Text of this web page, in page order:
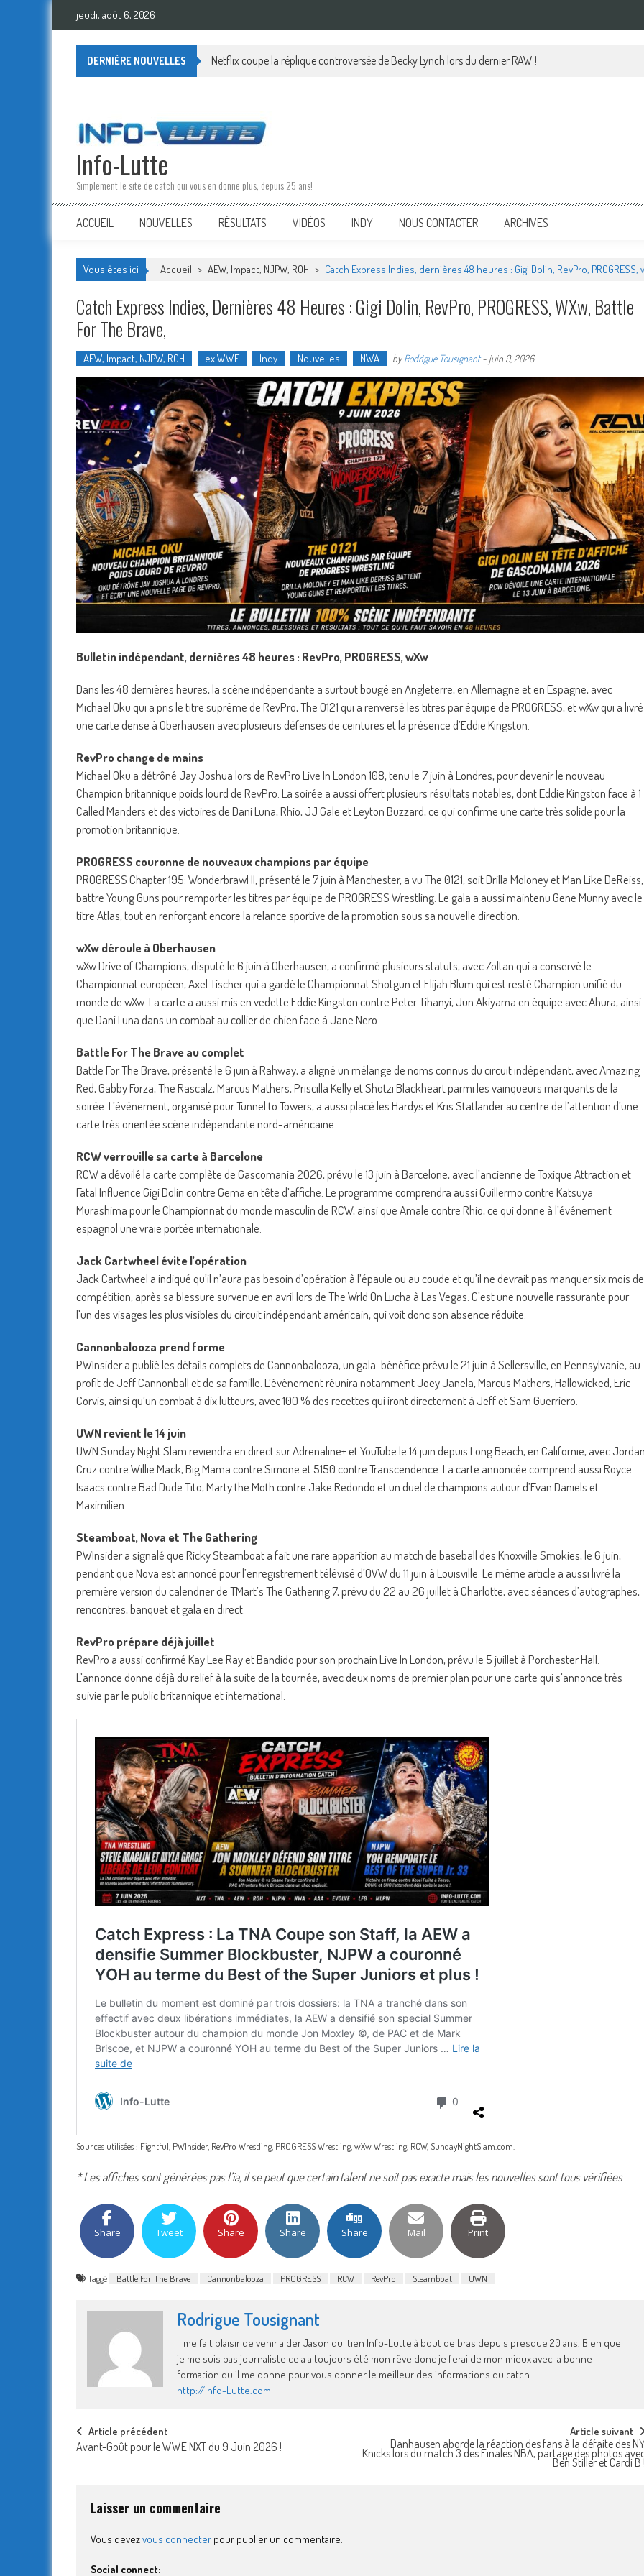
Skip
jeudi, août 6, 2026
DERNIÈRE NOUVELLES Netflix coupe la réplique controversée de Becky Lynch lors du dernier RAW !
Info-Lutte
Simplement le site de catch qui vous en donne plus, depuis 25 ans!
ACCUEIL NOUVELLES RÉSULTATS VIDÉOS INDY NOUS CONTACTER ARCHIVES
Vous êtes ici Accueil > AEW, Impact, NJPW, ROH > Catch Express Indies, dernières 48 heures : Gigi Dolin, RevPro, PROGRESS,
Catch Express Indies, Dernières 48 Heures : Gigi Dolin, RevPro, PROGRESS, WXw, Battle
For The Brave,
AEW, Impact, NJPW, ROH ex WWE Indy Nouvelles NWA byRodrigue Tousignant- juin 9, 2026
Bulletin indépendant, dernières 48 heures : RevPro, PROGRESS, wXw
Dans les 48 dernières heures, la scène indépendante a surtout bougé en Angleterre, en Allemagne et en Espagne, avec
Michael Oku qui a pris le titre suprême de RevPro, The 0121 qui a renversé les titres par équipe de PROGRESS, et wXw qui a livré
une carte dense à Oberhausen avec plusieurs défenses de ceintures et la présence d’Eddie Kingston.
RevPro change de mains
Michael Oku a détrôné Jay Joshua lors de RevPro Live In London 108, tenu le 7 juin à Londres, pour devenir le nouveau
Champion britannique poids lourd de RevPro. La soirée a aussi offert plusieurs résultats notables, dont Eddie Kingston face à 1
Called Manders et des victoires de Dani Luna, Rhio, JJ Gale et Leyton Buzzard, ce qui confirme une carte très solide pour la
promotion britannique.
PROGRESS couronne de nouveaux champions par équipe
PROGRESS Chapter 195: Wonderbrawl II, présenté le 7 juin à Manchester, a vu The 0121, soit Drilla Moloney et Man Like DeReiss,
battre Young Guns pour remporter les titres par équipe de PROGRESS Wrestling. Le gala a aussi maintenu Gene Munny avec le
titre Atlas, tout en renforçant encore la relance sportive de la promotion sous sa nouvelle direction.
wXw déroule à Oberhausen
wXw Drive of Champions, disputé le 6 juin à Oberhausen, a confirmé plusieurs statuts, avec Zoltan qui a conservé le
Championnat européen, Axel Tischer qui a gardé le Championnat Shotgun et Elijah Blum qui est resté Champion unifié du
monde de wXw. La carte a aussi mis en vedette Eddie Kingston contre Peter Tihanyi, Jun Akiyama en équipe avec Ahura, ainsi
que Dani Luna dans un combat au collier de chien face à Jane Nero.
Battle For The Brave au complet
Battle For The Brave, présenté le 6 juin à Rahway, a aligné un mélange de noms connus du circuit indépendant, avec Amazing
Red, Gabby Forza, The Rascalz, Marcus Mathers, Priscilla Kelly et Shotzi Blackheart parmi les vainqueurs marquants de la
soirée. L’événement, organisé pour Tunnel to Towers, a aussi placé les Hardys et Kris Statlander au centre de l’attention d’une
carte très orientée scène indépendante nord-américaine.
RCW verrouille sa carte à Barcelone
RCW a dévoilé la carte complète de Gascomania 2026, prévu le 13 juin à Barcelone, avec l’ancienne de Toxique Attraction et
Fatal Influence Gigi Dolin contre Gema en tête d’affiche. Le programme comprendra aussi Guillermo contre Katsuya
Murashima pour le Championnat du monde masculin de RCW, ainsi que Amale contre Rhio, ce qui donne à l’événement
espagnol une vraie portée internationale.
Jack Cartwheel évite l’opération
Jack Cartwheel a indiqué qu’il n’aura pas besoin d’opération à l’épaule ou au coude et qu’il ne devrait pas manquer six mois de
compétition, après sa blessure survenue en avril lors de The Wrld On Lucha à Las Vegas. C’est une nouvelle rassurante pour
l’un des visages les plus visibles du circuit indépendant américain, qui voit donc son absence réduite.
Cannonbalooza prend forme
PWInsider a publié les détails complets de Cannonbalooza, un gala-bénéfice prévu le 21 juin à Sellersville, en Pennsylvanie, au
profit de Jeff Cannonball et de sa famille. L’événement réunira notamment Joey Janela, Marcus Mathers, Hallowicked, Eric
Corvis, ainsi qu’un combat à dix lutteurs, avec 100 % des recettes qui iront directement à Jeff et Sam Guerriero.
UWN revient le 14 juin
UWN Sunday Night Slam reviendra en direct sur Adrenaline+ et YouTube le 14 juin depuis Long Beach, en Californie, avec
Cruz contre Willie Mack, Big Mama contre Simone et 5150 contre Transcendence. La carte annoncée comprend aussi Royce
Isaacs contre Bad Dude Tito, Marty the Moth contre Jake Redondo et un duel de champions autour d’Evan Daniels et
Maximilien.
Steamboat, Nova et The Gathering
PWInsider a signalé que Ricky Steamboat a fait une rare apparition au match de baseball des Knoxville Smokies, le 6 juin,
pendant que Nova est annoncé pour l’enregistrement télévisé d’OVW du 11 juin à Louisville. Le même article a aussi livré la
première version du calendrier de TMart’s The Gathering 7, prévu du 22 au 26 juillet à Charlotte, avec séances d’autographes,
rencontres, banquet et gala en direct.
RevPro prépare déjà juillet
RevPro a aussi confirmé Kay Lee Ray et Bandido pour son prochain Live In London, prévu le 5 juillet à Porchester Hall.
L’annonce donne déjà du relief à la suite de la tournée, avec deux noms de premier plan pour une carte qui s’annonce très
suivie par le public britannique et international.
Sources utilisées : Fightful, PWInsider, RevPro Wrestling, PROGRESS Wrestling, wXw Wrestling, RCW, SundayNightSlam.com.
* Les affiches sont générées pas l’ia, il se peut que certain talent ne soit pas exacte mais les nouvelles sont tous vérifiées
Share Tweet Share Share Share Mail Print
Taggé Battle For The Brave Cannonbalooza PROGRESS RCW RevPro Steamboat UWN
Rodrigue Tousignant
Il me fait plaisir de venir aider Jason qui tien Info-Lutte à bout de bras depuis presque 20 ans. Bien que
je me suis pas journaliste cela a toujours été mon rêve donc je ferai de mon mieux avec la bonne
formation qu'il me donne pour vous donner le meilleur des informations du catch.
http://Info-Lutte.com
Post
Article précédent
Avant-Goût pour le WWE NXT du 9 Juin 2026 !
Article suivant
Danhausen aborde la réaction des fans à la défaite des
Knicks lors du match 3 des Finales NBA, partage des photos
Ben Stiller et Cardi B
Laisser un commentaire
Vous devezvous connecter pour publier un commentaire.
Social connect: